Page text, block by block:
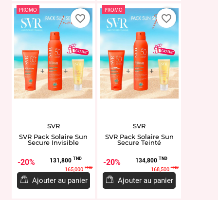
PROMO
SVR
SVR Pack Solaire Sun
Secure Invisible
20% Prix
131,800 TNDPrix
de
base
165,000TND
Ajouter au panier
favorite_border
PROMO
SVR
SVR Pack Solaire Sun
Secure Teinté
20% Prix
134,800 TNDPrix
de
base
168,500TND
Ajouter au panier
favorite_border